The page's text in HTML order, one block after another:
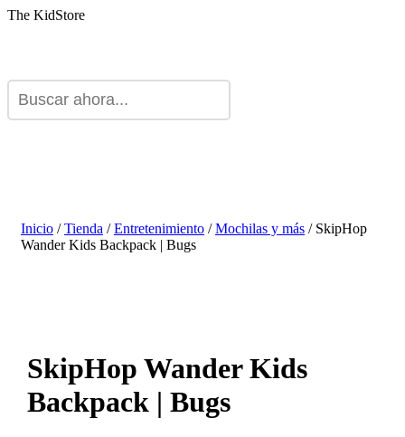
The KidStore
Inicio /Tienda /Entretenimiento /Mochilas y más / SkipHop
Wander Kids Backpack | Bugs
SkipHop Wander Kids
Backpack | Bugs